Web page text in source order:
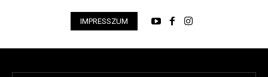
IMPRESSZUM